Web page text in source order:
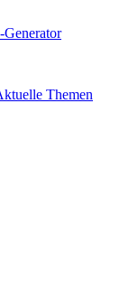
Themen